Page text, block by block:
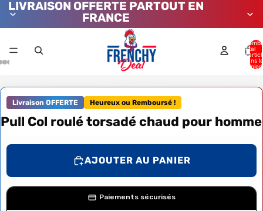
LIVRAISON OFFERTE PARTOUT EN
FRANCE
total
dans le
Livraison OFFERTE Heureux ou Remboursé !
Pull Col roulé torsadé chaud pour homme
AJOUTER AU PANIER
Paiements sécurisés